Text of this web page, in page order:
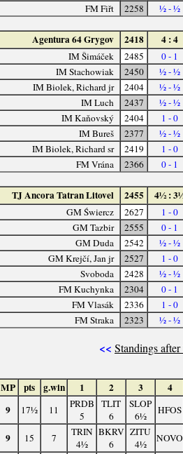
FM Fiřt
2258 ½ - ½
Agentura 64 Grygov 2418 4 : 4
IM Šimáček 2485 0 - 1
IM Stachowiak
2450 ½ - ½
IM Biolek, Richard jr
2404 ½ - ½
IM Luch
2437 ½ - ½
IM Kaňovský
2404 1 - 0
IM Bureš
2377 ½ - ½
IM Biolek, Richard sr
2419 1 - 0
FM Vrána
2366 0 - 1
TJ Ancora Tatran Litovel 2455 4½ :
GM Świercz 2627 1 - 0
GM Tazbir
2555 0 - 1
GM Duda
2542 ½ - ½
GM Krejčí, Jan jr
2527 1 - 0
Svoboda
2428 ½ - ½
FM Kuchynka
2304 0 - 1
FM Vlasák
2336 1 - 0
FM Straka
2323 ½ - ½
<< Standings
MP pts g.win 1 2 3 4
9 17½ 11
PRDB
5
TLIT
6
SLOP
6½
HFOS
9 15 7
TRIN
4½
BKRV
6
ZITU
4½
NOVO